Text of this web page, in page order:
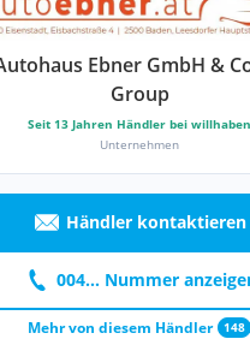
Ebner GmbH &
Group
Seit 13 Jahren Händler bei willhaben
Unternehmen
Händler kontaktieren
004... Nummer
Mehr von diesem Händler 148